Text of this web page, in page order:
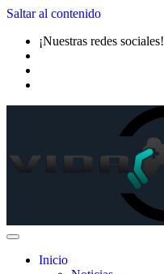
Saltar al contenido
¡Nuestras redes sociales!
Inicio